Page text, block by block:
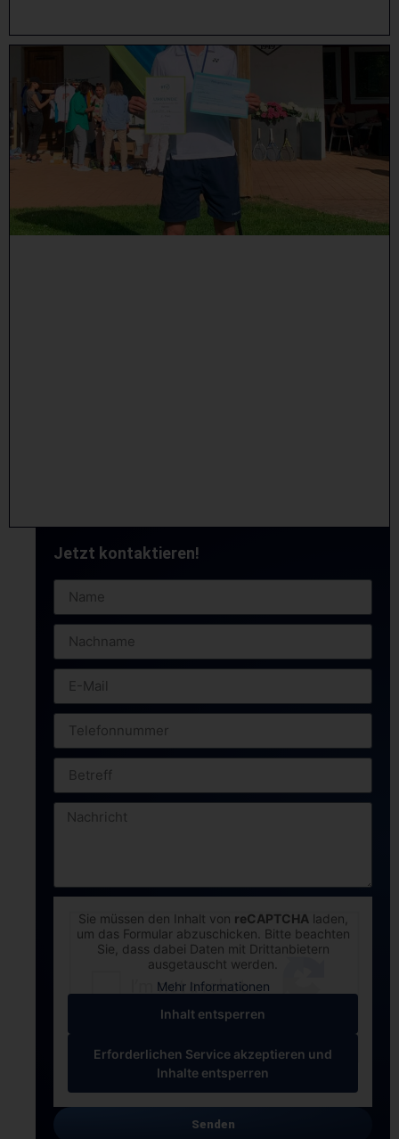
Jetzt kontaktieren!
Sie müssen den Inhalt von reCAPTCHA laden,
um das Formular abzuschicken. Bitte beachten
Sie, dass dabei Daten mit Drittanbietern
ausgetauscht werden.
Mehr Informationen
Inhalt entsperren
Erforderlichen Service akzeptieren und
Inhalte entsperren
Senden